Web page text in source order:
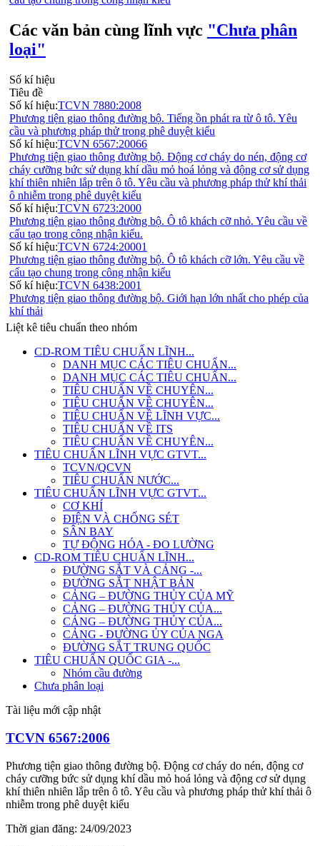
Các văn bản cùng lĩnh vực "Chưa phân
loại"
Số kí hiệu
Tiêu đề
Số kí hiệu:TCVN 7880:2008
Phương tiện giao thông đường bộ. Tiếng ồn phát ra từ ô tô. Yêu
cầu và phương pháp thử trong phê duyệt kiểu
Số kí hiệu:TCVN 6567:20066
Phương tiện giao thông đường bộ. Động cơ cháy do nén, động cơ
cháy cưỡng bức sử dụng khí dầu mỏ hoá lỏng và động cơ sử dụng
khí thiên nhiên lắp trên ô tô. Yêu cầu và phương pháp thử khí thải
ô nhiễm trong phê duyệt kiểu
Số kí hiệu:TCVN 6723:2000
Phương tiện giao thông đường bộ. Ô tô khách cỡ nhỏ. Yêu cầu về
cấu tạo trong công nhận kiểu.
Số kí hiệu:TCVN 6724:20001
Phương tiện giao thông đường bộ. Ô tô khách cỡ lớn. Yêu cầu về
cấu tạo chung trong công nhận kiểu
Số kí hiệu:TCVN 6438:2001
Phương tiện giao thông đường bộ. Giới hạn lớn nhất cho phép của
khí thải
Liệt kê tiêu chuẩn theo nhóm
CD-ROM TIÊU CHUẨN LĨNH...
DANH MỤC CÁC TIÊU CHUẨN...
DANH MỤC CÁC TIÊU CHUẨN...
TIÊU CHUẨN VỀ CHUYÊN...
TIÊU CHUẨN VỀ CHUYÊN...
TIÊU CHUẨN VỀ LĨNH VỰC...
TIÊU CHUẨN VỀ ITS
TIÊU CHUẨN VỀ CHUYÊN...
TIÊU CHUẨN LĨNH VỰC GTVT...
TCVN/QCVN
TIÊU CHUẨN NƯỚC...
TIÊU CHUẨN LĨNH VỰC GTVT...
CƠ KHÍ
ĐIỆN VÀ CHỐNG SÉT
SÂN BAY
TỰ ĐỘNG HÓA - ĐO LƯỜNG
CD-ROM TIÊU CHUẨN LĨNH...
ĐƯỜNG SẮT VÀ CẢNG -...
ĐƯỜNG SẮT NHẬT BẢN
CẢNG – ĐƯỜNG THỦY CỦA MỸ
CẢNG – ĐƯỜNG THỦY CỦA...
CẢNG – ĐƯỜNG THỦY CỦA...
CẢNG - ĐƯỜNG ỦY CỦA NGA
ĐƯỜNG SẮT TRUNG QUỐC
TIÊU CHUẨN QUỐC GIA -...
Nhóm cầu đường
Chưa phân loại
Tài liệu mới cập nhật
TCVN 6567:2006
Phương tiện giao thông đường bộ. Động cơ cháy do nén, động cơ
cháy cưỡng bức sử dụng khí dầu mỏ hoá lỏng và động cơ sử dụng
khí thiên nhiên lắp trên ô tô. Yêu cầu và phương pháp thử khí thải ô
nhiễm trong phê duyệt kiểu
Thời gian đăng: 24/09/2023